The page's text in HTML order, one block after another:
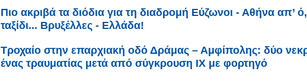
Πιο ακριβά τα διόδια για τη διαδρομή Εύζωνοι - Αθήνα απ’
ταξίδι... Βρυξέλλες - Ελλάδα!
Τροχαίο στην επαρχιακή οδό Δράμας – Αμφίπολης: δύο
ένας τραυματίας μετά από σύγκρουση ΙΧ με φορτηγό